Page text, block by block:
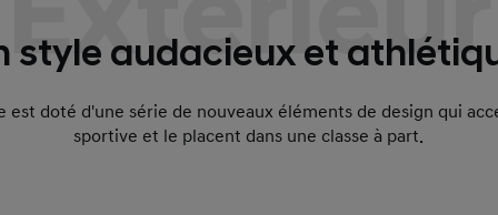
style audacieux et
est doté d'une série de nouveaux éléments de design qui
sportive et le placent dans une classe à part.